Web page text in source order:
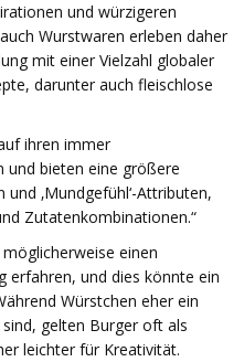
und würzigeren
Wurstwaren erleben daher
mit einer Vielzahl globaler
darunter auch fleischlose
ihren immer
und bieten eine größere
‚Mundgefühl‘-Attributen,
Zutatenkombinationen.“​
einen
erfahren, und dies könnte ein
Würstchen eher ein
gelten Burger oft als
leichter für Kreativität.